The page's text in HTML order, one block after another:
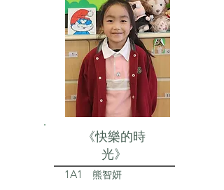
《快樂的時
光》
1A1 熊智妍